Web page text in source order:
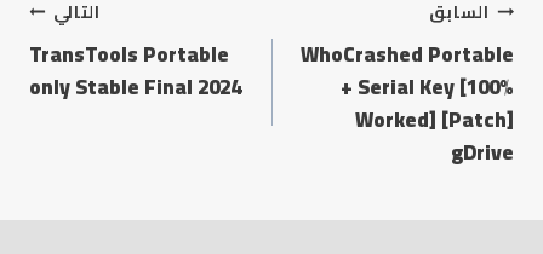
السابق
WhoCrashed Portable
+ Serial Key [100%
Worked] [Patch]
gDrive
التالي
TransTools Portable
only Stable Final 2024